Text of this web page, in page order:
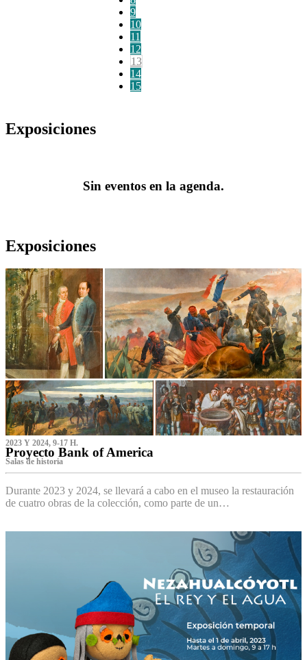
9
10
11
12
13
14
15
Exposiciones
Sin eventos en la agenda.
Exposiciones
2023 Y 2024, 9-17 H.
Proyecto Bank of America
S‌alas de historia
Durante 2023 y 2024, se llevará a cabo en el museo la restauración
de cuatro obras de la colección, como parte de un…